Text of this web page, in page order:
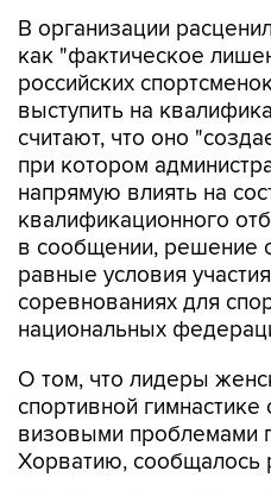
В организации
как "фактическое
российских
выступить на
считают, что оно
при котором
напрямую влиять на
квалификационного
в сообщении, решение
равные условия
соревнованиях для
национальных
О том, что лидеры
спортивной гимнастике
визовыми проблемами
Хорватию, сообщалось